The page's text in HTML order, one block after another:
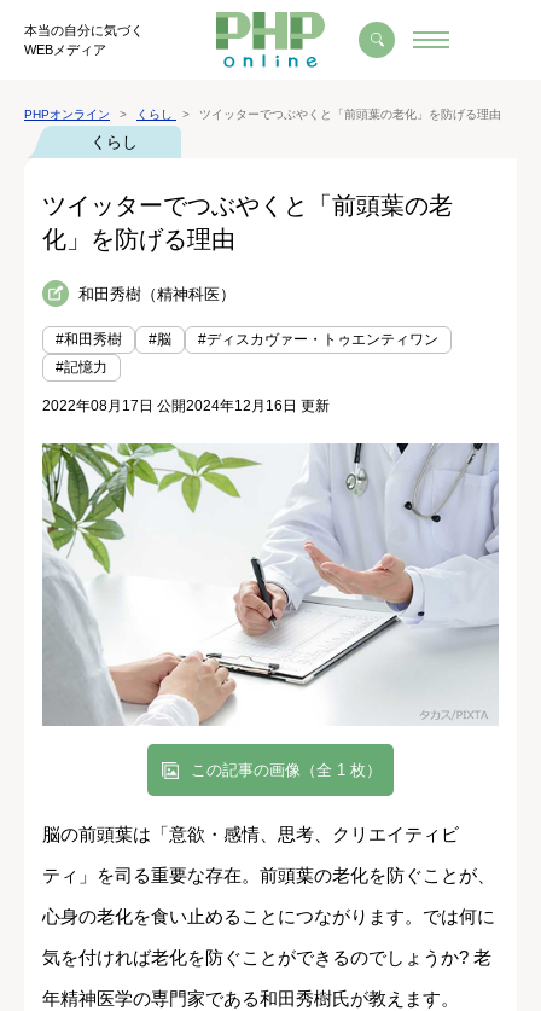
本当の自分に気づく
WEBメディア
PHPオンライン くらし ツイッターでつぶやくと「前頭葉の老化」を防げる理由
くらし
ツイッターでつぶやくと「前頭葉の老
化」を防げる理由
和田秀樹（精神科医）
#和田秀樹 #脳
#ディスカヴァー・トゥエンティワン
#記憶力
2022年08月17日 公開2024年12月16日 更新
この記事の画像（全 1 枚）
脳の前頭葉は「意欲・感情、思考、クリエイティビ
ティ」を司る重要な存在。前頭葉の老化を防ぐことが、
心身の老化を食い止めることにつながります。では何に
気を付ければ老化を防ぐことができるのでしょうか? 老
年精神医学の専門家である和田秀樹氏が教えます。